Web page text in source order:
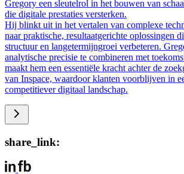
Gregory een sleutelrol in het bouwen van
die digitale prestaties versterken.
Hij blinkt uit in het vertalen van complexe
naar praktische, resultaatgerichte oplossingen
structuur en langetermijngroei verbeteren.
analytische precisie te combineren met
maakt hem een essentiële kracht achter de
van Inspace, waardoor klanten voorblijven in
competitiever digitaal landschap.
share_link: